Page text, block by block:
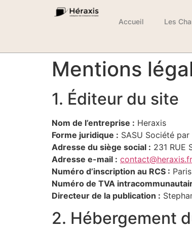
Accueil Les
Mentions
1. Éditeur du site
Nom de l’entreprise : Heraxis
Forme juridique : SASU Société
Adresse du siège social : 231 RUE
Adresse e-mail : contact@heraxis.fr
Numéro d’inscription au RCS :
Numéro de TVA
Directeur de la publication :
2. Hébergement